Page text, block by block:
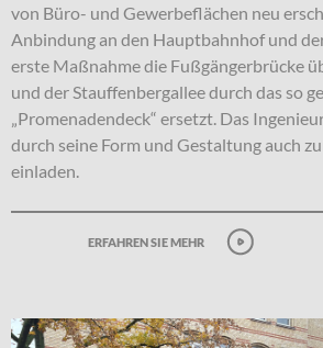
von Büro- und Gewerbeflächen neu
Anbindung an den Hauptbahnhof und
erste Maßnahme die Fußgängerbrücke
und der Stauffenbergallee durch das so
„Promenadendeck“ ersetzt. Das
durch seine Form und Gestaltung auch
einladen.
erfahren sie mehr